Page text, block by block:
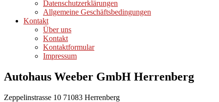
Datenschutzerklärungen
Allgemeine Geschäftsbedingungen
Kontakt
Über uns
Kontakt
Kontaktformular
Impressum
Autohaus Weeber GmbH Herrenberg
Zeppelinstrasse 10 71083 Herrenberg